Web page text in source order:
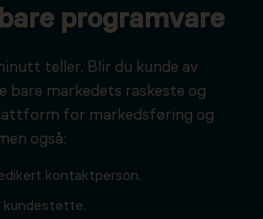
programvare
teller. Blir du kunde av
bare markedets raskeste og
for markedsføring og
også:
kontaktperson.
kundestøtte.